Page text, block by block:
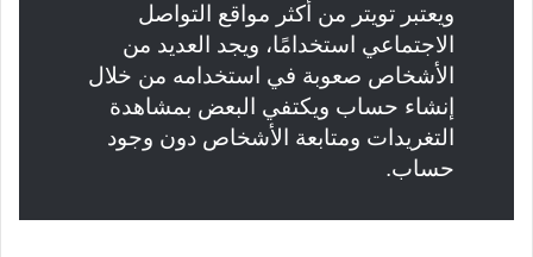
ويعتبر تويتر من أكثر مواقع التواصل
الاجتماعي استخدامًا، ويجد العديد من
الأشخاص صعوبة في استخدامه من خلال
إنشاء حساب ويكتفي البعض بمشاهدة
التغريدات ومتابعة الأشخاص دون وجود
حساب.